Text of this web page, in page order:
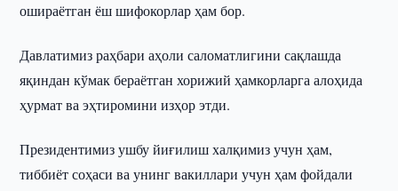
ошираётган ёш шифокорлар ҳам бор.
Давлатимиз раҳбари аҳоли саломатлигини сақлашда
яқиндан кўмак бераётган хорижий ҳамкорларга алоҳида
ҳурмат ва эҳтиромини изҳор этди.
Президентимиз ушбу йиғилиш халқимиз учун ҳам,
тиббиёт соҳаси ва унинг вакиллари учун ҳам фойдали